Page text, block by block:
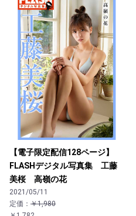
【電子限定配信128ページ】
FLASHデジタル写真集 工藤
美桜 高嶺の花
2021/05/11
定価： ￥1,980